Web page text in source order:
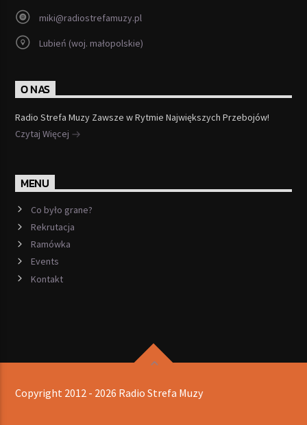
miki@radiostrefamuzy.pl
Lubień (woj. małopolskie)
O NAS
Radio Strefa Muzy Zawsze w Rytmie Największych Przebojów!
Czytaj Więcej
MENU
Co było grane?
Rekrutacja
Ramówka
Events
Kontakt
Copyright 2012 - 2026 Radio Strefa Muzy